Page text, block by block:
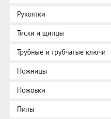
Рукоятки
Тиски и щипцы
Трубные и трубчатые ключи
Ножницы
Ножовки
Пилы